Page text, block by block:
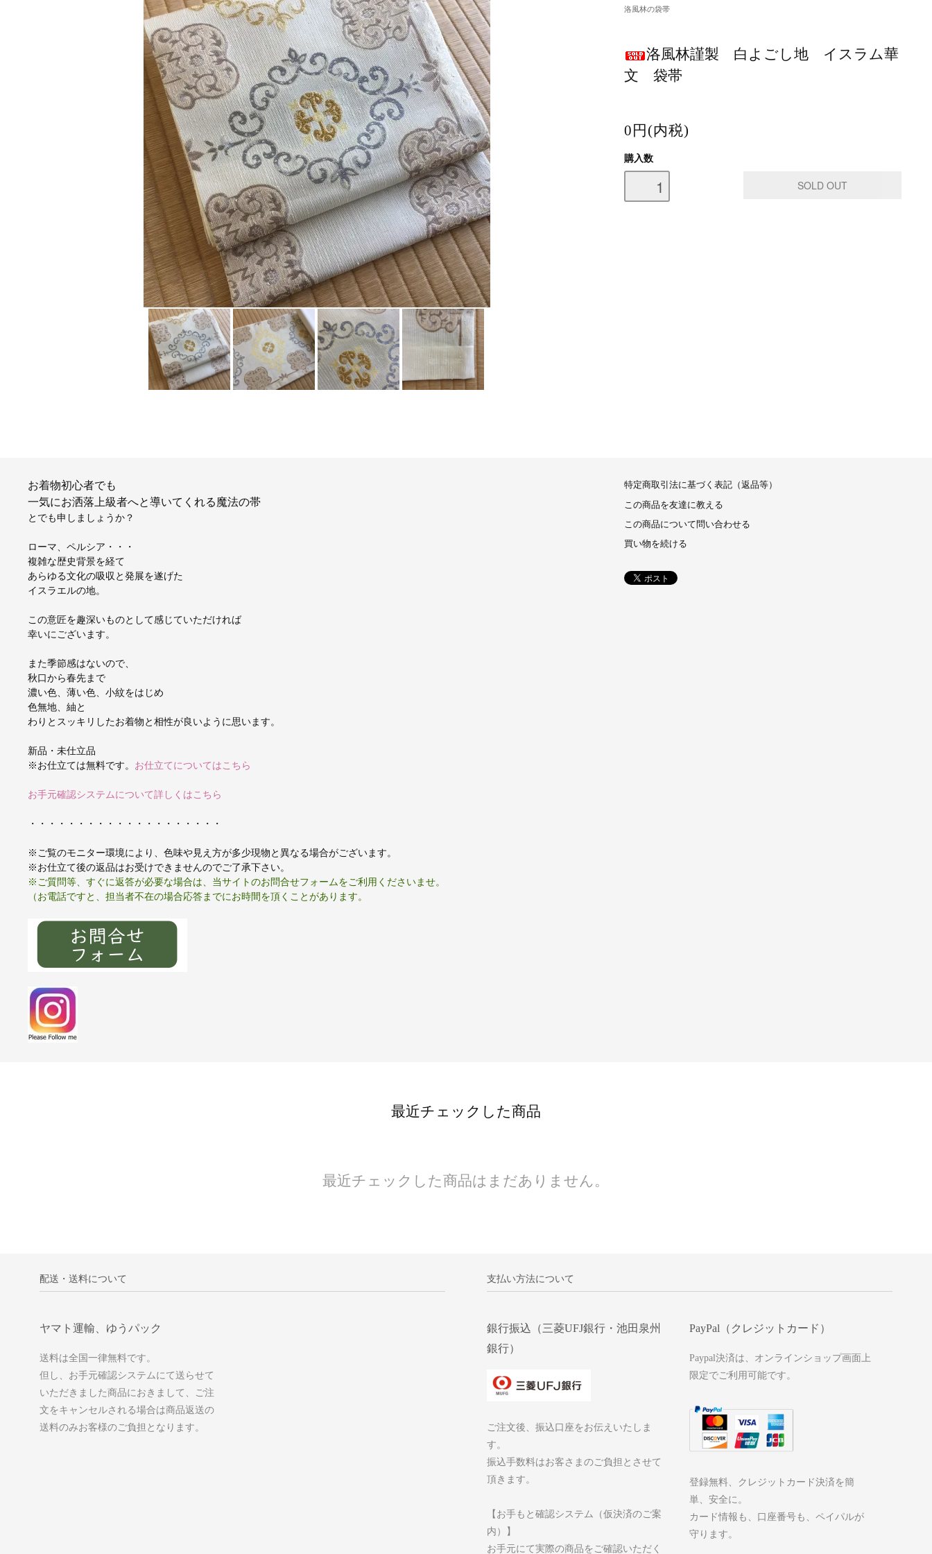
洛風林の袋帯
洛風林謹製 白よごし地 イスラム華
文 袋帯
0円(内税)
購入数
お着物初心者でも
一気にお洒落上級者へと導いてくれる魔法の帯
とでも申しましょうか？
ローマ、ペルシア・・・
複雑な歴史背景を経て
あらゆる文化の吸収と発展を遂げた
イスラエルの地。
この意匠を趣深いものとして感じていただければ
幸いにございます。
また季節感はないので、
秋口から春先まで
濃い色、薄い色、小紋をはじめ
色無地、紬と
わりとスッキリしたお着物と相性が良いように思います。
新品・未仕立品
※お仕立ては無料です。 お仕立てについてはこちら
お手元確認システムについて詳しくはこちら
・・・・・・・・・・・・・・・・・・・・
※ご覧のモニター環境により、色味や見え方が多少現物と異なる場合がございます。
※お仕立て後の返品はお受けできませんのでご了承下さい。
※ご質問等、すぐに返答が必要な場合は、当サイトのお問合せフォームをご利用くださいませ。
（お電話ですと、担当者不在の場合応答までにお時間を頂くことがあります。
特定商取引法に基づく表記（返品等）
この商品を友達に教える
この商品について問い合わせる
買い物を続ける
最近チェックした商品
最近チェックした商品はまだありません。
配送・送料について
ヤマト運輸、ゆうパック
送料は全国一律無料です。
但し、お手元確認システムにて送らせて
いただきました商品におきまして、ご注
文をキャンセルされる場合は商品返送の
送料のみお客様のご負担となります。
支払い方法について
銀行振込（三菱UFJ銀行・池田泉州
銀行）
ご注文後、振込口座をお伝えいたしま
す。
振込手数料はお客さまのご負担とさせて
頂きます。
【お手もと確認システム（仮決済のご案
内）】
お手元にて実際の商品をご確認いただく
PayPal（クレジットカード）
Paypal決済は、オンラインショップ画面上
限定でご利用可能です。
登録無料、クレジットカード決済を簡
単、安全に。
カード情報も、口座番号も、ペイパルが
守ります。